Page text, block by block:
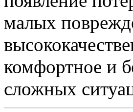
малых
комфортное и
сложных